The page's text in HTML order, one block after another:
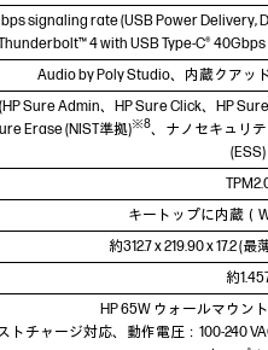
signaling rate (USB Power
4 with USB Type-C®
Audio by Poly Studio、内蔵クアッ
Sure Admin、HP Sure Click、HP
Erase (NIST準拠)※8、ナノセキュリ
キートップに内蔵（
約312.7 x 219.90 x 17.2 (
約
HP 65W ウォールマウン
トチャージ対応、動作電圧：100-240